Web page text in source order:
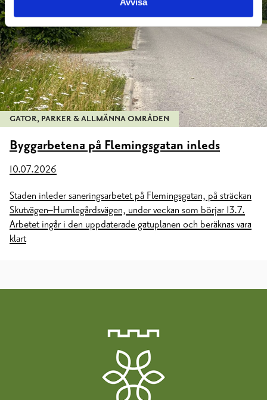
GATOR, PARKER & ALLMÄNNA OMRÅDEN
Byggarbetena på Flemingsgatan inleds
10.07.2026
Staden inleder saneringsarbetet på Flemingsgatan, på sträckan
Skutvägen–Humlegårdsvägen, under veckan som börjar 13.7.
Arbetet ingår i den uppdaterade gatuplanen och beräknas vara
klart